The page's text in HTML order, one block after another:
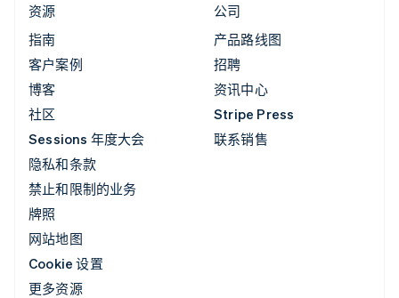
资源
指南
客户案例
博客
社区
Sessions 年度大会
隐私和条款
禁止和限制的业务
牌照
网站地图
Cookie 设置
更多资源
公司
产品路线图
招聘
资讯中心
Stripe Press
联系销售